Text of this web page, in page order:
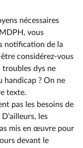
nécessaires
vous
notification de la
considérez-vous
troubles dys ne
handicap ? On ne
texte.
pas les besoins de
les
mis en œuvre pour
devant le